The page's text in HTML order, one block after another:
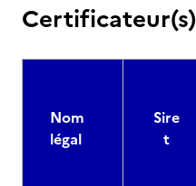
Certificateur(s)
Nom
légal
Sire
t